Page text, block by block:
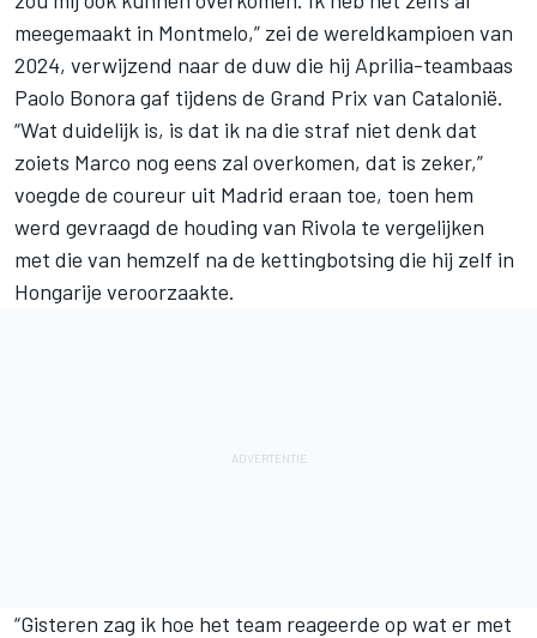
meegemaakt in Montmelo,” zei de wereldkampioen van
2024, verwijzend naar de duw die hij Aprilia-teambaas
Paolo Bonora gaf tijdens de Grand Prix van Catalonië.
“Wat duidelijk is, is dat ik na die straf niet denk dat
zoiets Marco nog eens zal overkomen, dat is zeker,”
voegde de coureur uit Madrid eraan toe, toen hem
werd gevraagd de houding van Rivola te vergelijken
met die van hemzelf na de kettingbotsing die hij zelf in
Hongarije veroorzaakte.
“Gisteren zag ik hoe het team reageerde op wat er met